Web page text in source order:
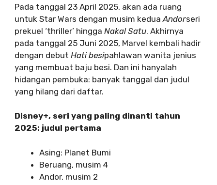
Pada tanggal 23 April 2025, akan ada ruang
untuk Star Wars dengan musim kedua Andorseri
prekuel ‘thriller’ hingga Nakal Satu. Akhirnya
pada tanggal 25 Juni 2025, Marvel kembali hadir
dengan debut Hati besipahlawan wanita jenius
yang membuat baju besi. Dan ini hanyalah
hidangan pembuka: banyak tanggal dan judul
yang hilang dari daftar.
Disney+, seri yang paling dinanti tahun
2025: judul pertama
Asing: Planet Bumi
Beruang, musim 4
Andor, musim 2